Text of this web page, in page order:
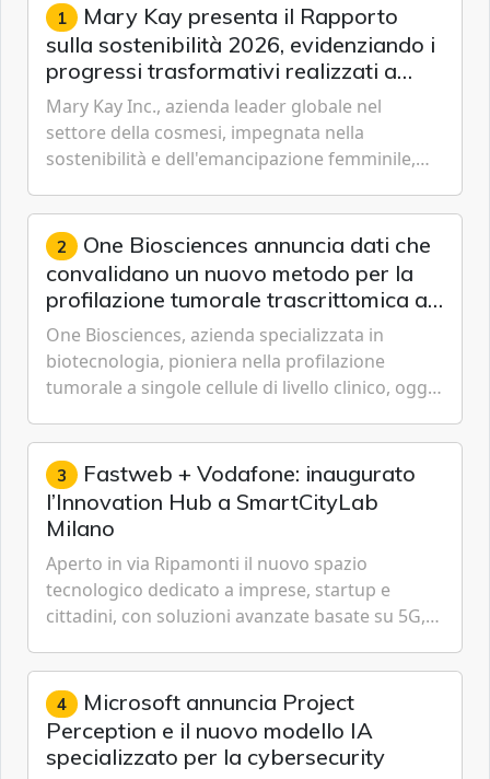
1 Mary Kay presenta il Rapporto
sulla sostenibilità 2026, evidenziando i
progressi trasformativi realizzati a
livello globale nelle sfere sociale,
economica e ambientale
Mary Kay Inc., azienda leader globale nel
settore della cosmesi, impegnata nella
sostenibilità e dell'emancipazione femminile,
sostenibilità 2026, una panora...
2 One Biosciences annuncia dati che
convalidano un nuovo metodo per la
profilazione tumorale trascrittomica a
singole cellule da campioni istologici
One Biosciences, azienda specializzata in
biotecnologia, pioniera nella profilazione
tumorale a singole cellule di livello clinico, oggi
espressione dell'...
3 Fastweb + Vodafone: inaugurato
l’Innovation Hub a SmartCityLab
Milano
Aperto in via Ripamonti il nuovo spazio
tecnologico dedicato a imprese, startup e
cittadini, con soluzioni avanzate basate su 5G,
Cybersecurity.
4 Microsoft annuncia Project
Perception e il nuovo modello IA
specializzato per la cybersecurity